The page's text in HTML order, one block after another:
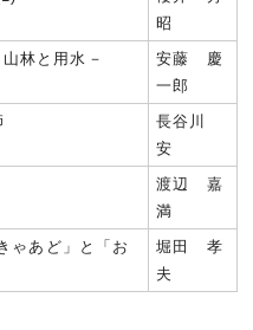
昭
林と用水－
安藤 慶
一郎
長谷川
安
渡辺 嘉
満
ゃあど」と「お
堀田 孝
夫